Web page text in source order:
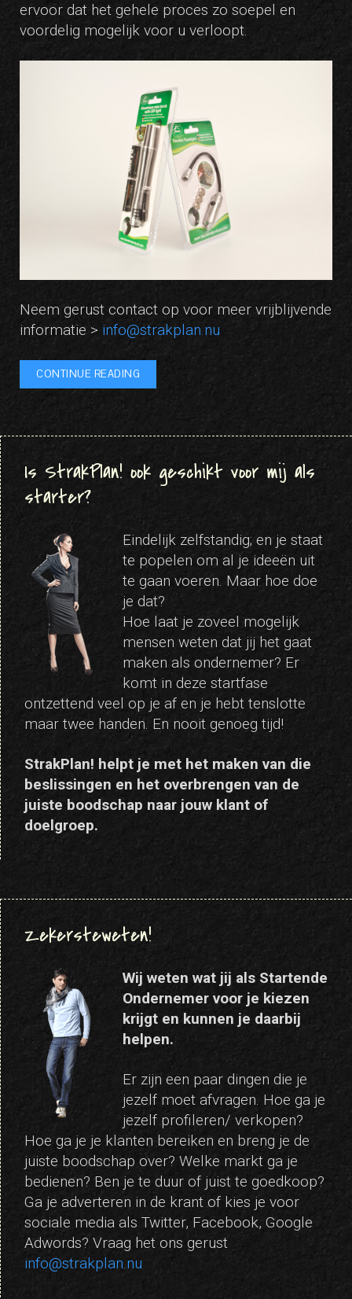
ervoor dat het gehele proces zo soepel en
voordelig mogelijk voor u verloopt.
Neem gerust contact op voor meer vrijblijvende
informatie > info@strakplan.nu
CONTINUE READING
Is StrakPlan! ook geschikt voor mij als
starter?
Eindelijk zelfstandig; en je staat
te popelen om al je ideeën uit
te gaan voeren. Maar hoe doe
je dat?
Hoe laat je zoveel mogelijk
mensen weten dat jij het gaat
maken als ondernemer? Er
komt in deze startfase
ontzettend veel op je af en je hebt tenslotte
maar twee handen. En nooit genoeg tijd!
StrakPlan! helpt je met het maken van die
beslissingen en het overbrengen van de
juiste boodschap naar jouw klant of
doelgroep.
Zekersteweten!
Wij weten wat jij als Startende
Ondernemer voor je kiezen
krijgt en kunnen je daarbij
helpen.
Er zijn een paar dingen die je
jezelf moet afvragen. Hoe ga je
jezelf profileren/ verkopen?
Hoe ga je je klanten bereiken en breng je de
juiste boodschap over? Welke markt ga je
bedienen? Ben je te duur of juist te goedkoop?
Ga je adverteren in de krant of kies je voor
sociale media als Twitter, Facebook, Google
Adwords? Vraag het ons gerust
info@strakplan.nu